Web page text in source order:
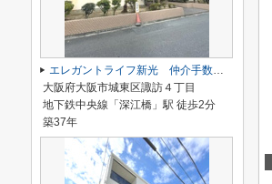
エレガントライフ新光 仲介手数料無料
大阪府大阪市城東区諏訪４丁目
地下鉄中央線「深江橋」駅 徒歩2分
築37年